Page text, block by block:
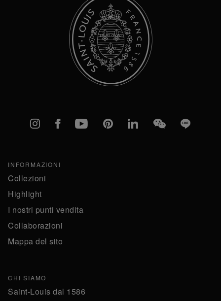
Instagram
FacebookYouTubePinterestlinkedInWeChatLine
INFORMAZIONI
Collezioni
Highlight
I nostri punti vendita
Collaborazioni
Mappa del sito
CHI SIAMO
Saint-Louis dal 1586